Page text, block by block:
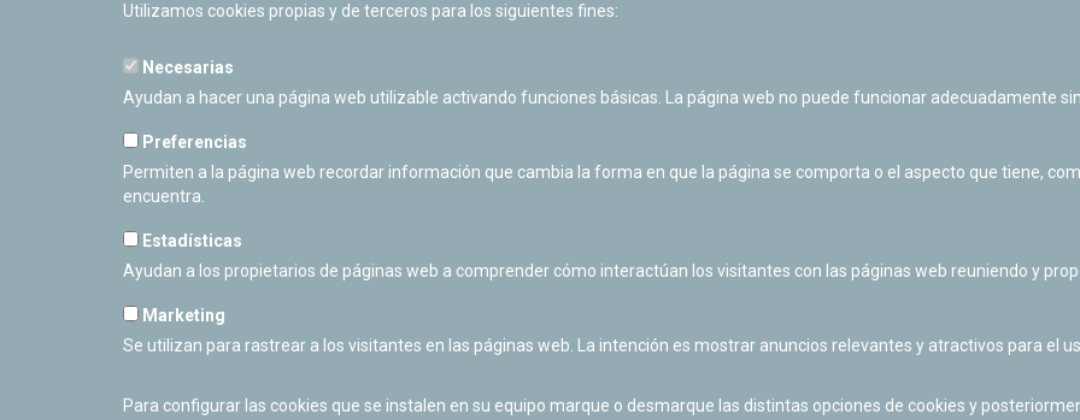
PLANETARIO DE PAMPLONA
Calle Sancho RamÃ­rez, s/n
Cerrado Temporalmente
Utilizamos cookies propias y de terceros para los siguientes fines:
Necesarias
Ayudan a hacer una página web utilizable activando funciones básicas. La página web no puede funcionar adecuadamente
Preferencias
Permiten a la página web recordar información que cambia la forma en que la página se comporta o el aspecto que tiene,
encuentra.
Estadísticas
Ayudan a los propietarios de páginas web a comprender cómo interactúan los visitantes con las páginas web reuniendo y
Marketing
Se utilizan para rastrear a los visitantes en las páginas web. La intención es mostrar anuncios relevantes y atractivos para el
Para configurar las cookies que se instalen en su equipo marque o desmarque las distintas opciones de cookies y